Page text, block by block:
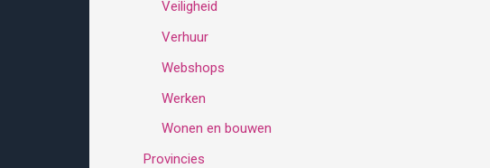
Veiligheid
Verhuur
Webshops
Werken
Wonen en bouwen
Provincies